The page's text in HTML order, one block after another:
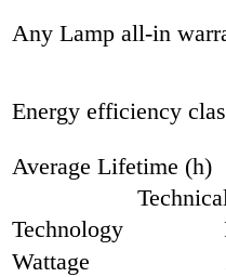
Any Lamp all-in
Energy efficiency
Average Lifetime (h)
Technology
Wattage